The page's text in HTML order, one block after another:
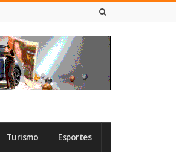
Turismo Esportes